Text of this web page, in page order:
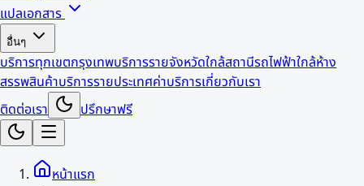
แปลเอกสาร
อื่นๆ
บริการทุกเขตกรุงเทพบริการรายจังหวัดใกล้สถานีรถไฟฟ้าใกล้ห้าง
สรรพสินค้าบริการรายประเทศค่าบริการเกี่ยวกับเรา
ติดต่อเรา
ปรึกษาฟรี
หน้าแรก